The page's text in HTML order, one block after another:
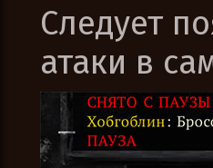
Следует
атаки в